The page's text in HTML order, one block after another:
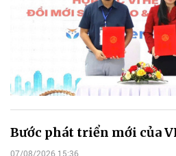
Bước phát triển mới của
07/08/2026 15:36